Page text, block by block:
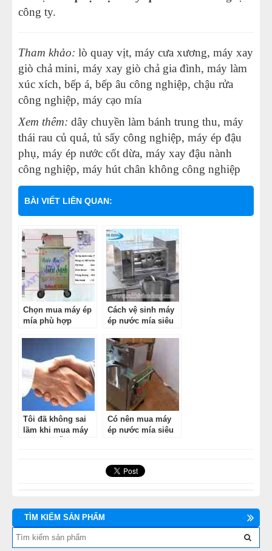
công ty.
Tham khảo: lò quay vịt, máy cưa xương, máy xay
giò chả mini, máy xay giò chả gia đình, máy làm
xúc xích, bếp á, bếp âu công nghiệp, chậu rửa
công nghiệp, máy cạo mía
Xem thêm: dây chuyền làm bánh trung thu, máy
thái rau củ quả, tủ sấy công nghiệp, máy ép đậu
phụ, máy ép nước cốt dừa, máy xay đậu nành
công nghiệp, máy hút chân không công nghiệp
BÀI VIẾT LIÊN QUAN:
Chọn mua máy ép
mía phù hợp
Cách vệ sinh máy
ép nước mía siêu
Tôi đã không sai
lầm khi mua máy
Có nên mua máy
ép nước mía siêu
TÌM KIẾM SẢN PHẨM